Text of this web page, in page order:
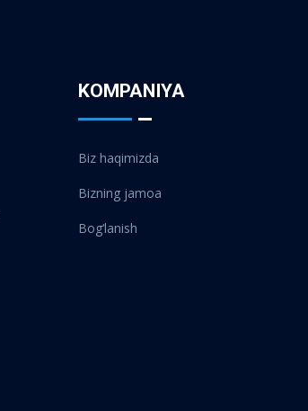
KOMPANIYA
Biz haqimizda
Bizning jamoa
Bog‘lanish